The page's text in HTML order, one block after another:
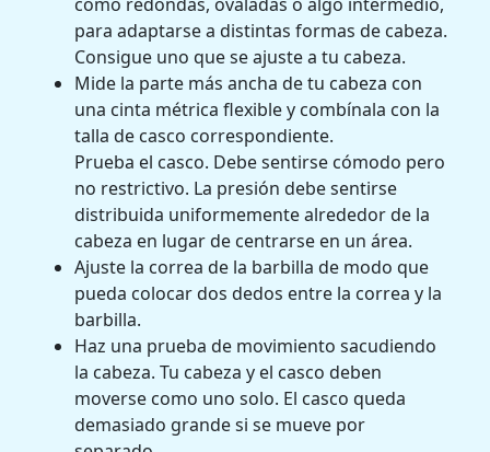
para adaptarse a distintas formas de cabeza.
Consigue uno que se ajuste a tu cabeza.
Mide la parte más ancha de tu cabeza con
una cinta métrica flexible y combínala con la
talla de casco correspondiente.
Prueba el casco. Debe sentirse cómodo pero
no restrictivo. La presión debe sentirse
distribuida uniformemente alrededor de la
cabeza en lugar de centrarse en un área.
Ajuste la correa de la barbilla de modo que
pueda colocar dos dedos entre la correa y la
barbilla.
Haz una prueba de movimiento sacudiendo
la cabeza. Tu cabeza y el casco deben
moverse como uno solo. El casco queda
demasiado grande si se mueve por